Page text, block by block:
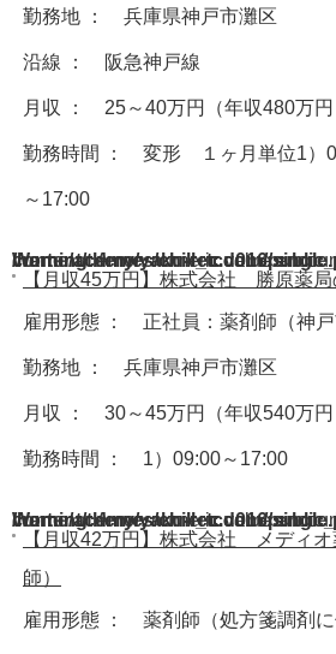
勤務地 ： 兵庫県神戸市灘区
沿線 ： 阪急神戸線
月収 ： 25～40万円（年収480万円
勤務時間 ： 変形 １ヶ月単位1）
～17:00
Warning: A non-numeric value
/home/acdmy/yaku-rec.com/public_html/wp-content/themes/chill_tcd016/
【月収45万円】株式会社 勝原薬局
雇用形態 ： 正社員：薬剤師（神戸
勤務地 ： 兵庫県神戸市灘区
月収 ： 30～45万円（年収540万円
勤務時間 ： 1）09:00～17:00
Warning: A non-numeric value
/home/acdmy/yaku-rec.com/public_html/wp-content/themes/chill_tcd016/
【月収42万円】株式会社 メディ
師）
雇用形態 ： 薬剤師（処方箋調剤